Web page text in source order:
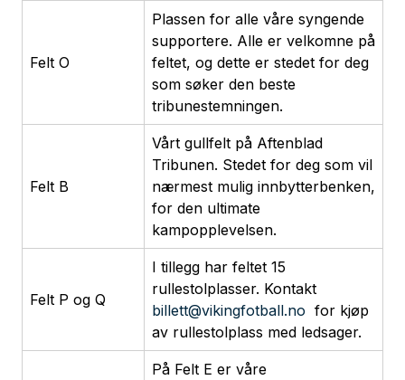
Felt O
Plassen for alle våre syngende
supportere. Alle er velkomne på
feltet, og dette er stedet for deg
som søker den beste
tribunestemningen.
Felt B
Vårt gullfelt på Aftenblad
Tribunen. Stedet for deg som vil
nærmest mulig innbytterbenken,
for den ultimate
kampopplevelsen.
Felt P og Q
I tillegg har feltet 15
rullestolplasser. Kontakt
billett@vikingfotball.no for kjøp
av rullestolplass med ledsager.
På Felt E er våre